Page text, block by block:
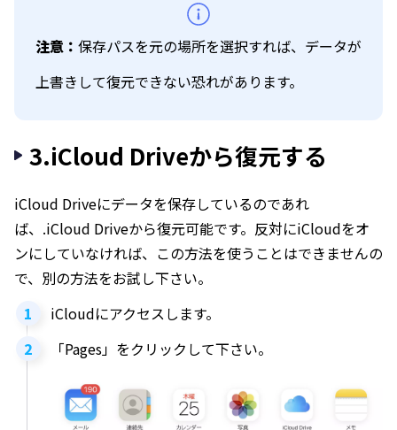
注意： 保存パスを元の場所を選択すれば、データが
上書きして復元できない恐れがあります。
3.iCloud Driveから復元する
iCloud Driveにデータを保存しているのであれ
ば、.iCloud Driveから復元可能です。反対にiCloudをオ
ンにしていなければ、この方法を使うことはできませんの
で、別の方法をお試し下さい。
iCloudにアクセスします。
「Pages」をクリックして下さい。